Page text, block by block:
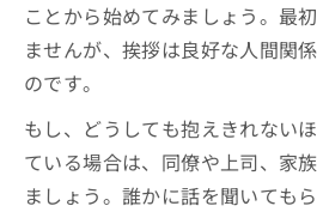
ことから始めてみましょう。最
ませんが、挨拶は良好な人間関
のです。
もし、どうしても抱えきれない
ている場合は、同僚や上司、家
ましょう。誰かに話を聞いても